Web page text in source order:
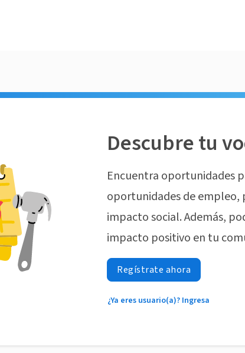
Descubre tu
Encuentra oportunidades
oportunidades de empleo,
impacto social. Además,
impacto positivo en tu
Regístrate ahora
¿Ya eres usuario(a)? Ingresa